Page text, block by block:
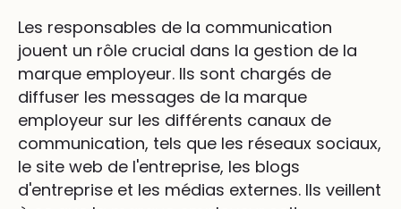
Les responsables de la communication
jouent un rôle crucial dans la gestion de la
marque employeur. Ils sont chargés de
diffuser les messages de la marque
employeur sur les différents canaux de
communication, tels que les réseaux sociaux,
le site web de l'entreprise, les blogs
d'entreprise et les médias externes. Ils veillent